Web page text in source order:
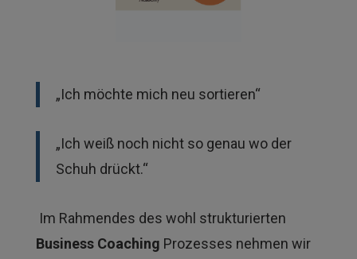
„Ich möchte mich neu sortieren“
„Ich weiß noch nicht so genau wo der
Schuh drückt.“
Im Rahmendes des wohl strukturierten
Business Coaching Prozesses nehmen wir